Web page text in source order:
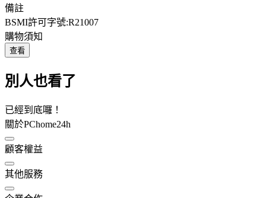
備註
BSMI許可字號:R21007
購物須知
查看
別人也看了
已經到底囉！
關於PChome24h
顧客權益
其他服務